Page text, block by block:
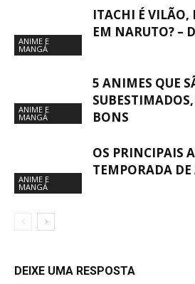
ANIME E
MANGÁ
ITACHI É
EM NARUTO? –
ANIME E
MANGÁ
5 ANIMES QUE
BONS
ANIME E
MANGÁ
OS PRINCIPAIS
TEMPORADA
DEIXE UMA RESPOSTA